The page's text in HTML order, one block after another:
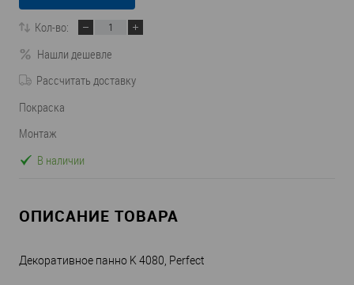
Кол-во:
Нашли дешевле
Рассчитать доставку
Покраска
Монтаж
В наличии
ОПИСАНИЕ ТОВАРА
Декоративное панно K 4080, Perfect